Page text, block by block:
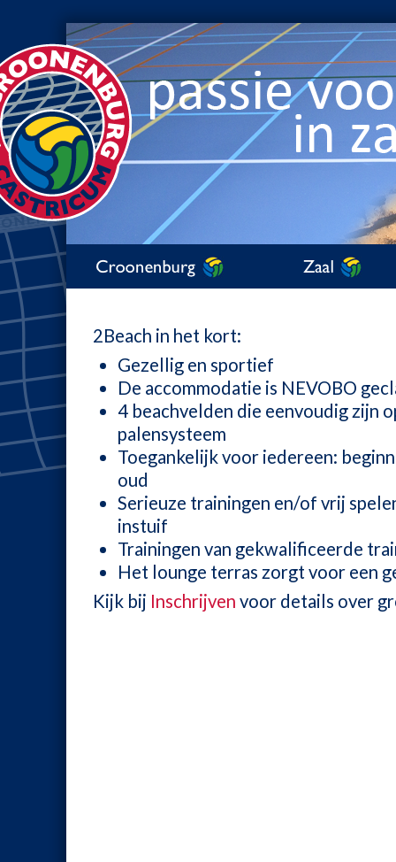
2Beach in het kort:
Gezellig en sportief
De accommodatie is NEVOBO
4 beachvelden die eenvoudig zijn
palensysteem
Toegankelijk voor iedereen:
oud
Serieuze trainingen en/of vrij
instuif
Trainingen van gekwalificeerde
Het lounge terras zorgt voor een
Kijk bij Inschrijven voor details over